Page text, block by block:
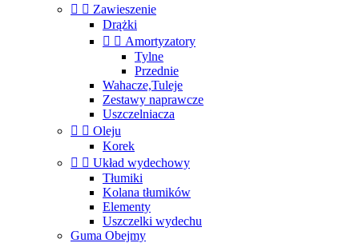
  Zawieszenie
Drążki
  Amortyzatory
Tylne
Przednie
Wahacze,Tuleje
Zestawy naprawcze
Uszczelniacza
  Oleju
Korek
  Układ wydechowy
Tłumiki
Kolana tłumików
Elementy
Uszczelki wydechu
Guma Obejmy